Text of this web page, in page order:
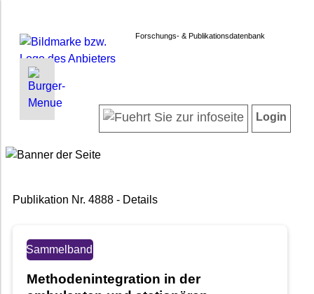
Forschungs- & Publikationsdatenbank
INFORMATIONEN | SUCHEN
Forschendenverzeichnis
Suche in Publikationen
Newsletter
Barrierefreiheit
LOGIN
Login
Publikation Nr. 4888 - Details
Sammelband
Methodenintegration in der